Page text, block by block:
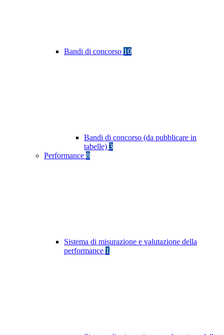
Bandi di concorso 10
Bandi di concorso (da pubblicare in
tabelle) 3
Performance 8
Sistema di misurazione e valutazione della
performance 1